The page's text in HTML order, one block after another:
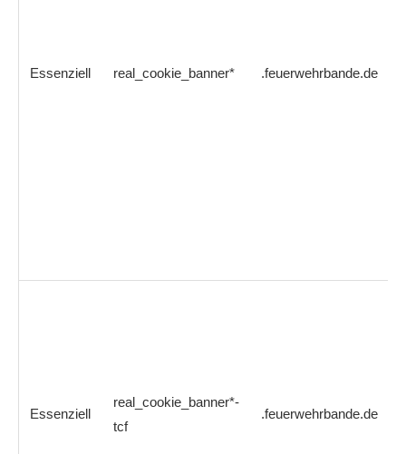
Essenziell real_cookie_banner* .feuerwehrbande.de
Essenziell
real_cookie_banner*-
tcf
.feuerwehrbande.de